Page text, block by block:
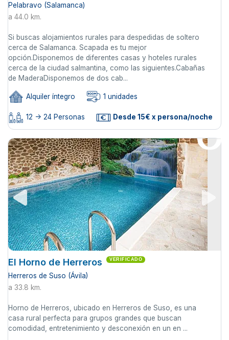
Pelabravo (Salamanca)
a 44.0 km.
Si buscas alojamientos rurales para despedidas de soltero
cerca de Salamanca. Scapada es tu mejor
opción.Disponemos de diferentes casas y hoteles rurales
cerca de la ciudad salmantina, como las siguientes.Cabañas
de MaderaDisponemos de dos cab...
Alquiler íntegro 1 unidades
12 -> 24 Personas Desde 15€ x persona/noche
El Horno de Herreros VERIFICADO
Herreros de Suso (Ávila)
a 33.8 km.
Horno de Herreros, ubicado en Herreros de Suso, es una
casa rural perfecta para grupos grandes que buscan
comodidad, entretenimiento y desconexión en un en ...